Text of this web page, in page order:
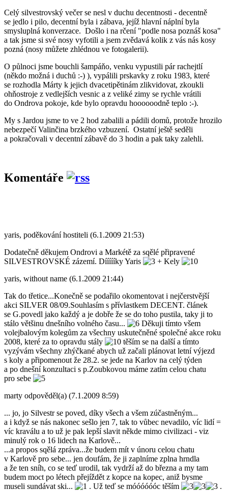
Celý silvestrovský večer se nesl v duchu decentnosti - decentně
se jedlo i pilo, decentní byla i zábava, jejíž hlavní náplní byla
smysluplná konverzace. Došlo i na rčení "podle nosa poznáš kosa"
a tak jsme si své nosy vyfotili a jsem zvědavá kolik z vás nás kosy
pozná (nosy můžete zhlédnou ve fotogalerii).
O půlnoci jsme bouchli šampáňo, venku vypustili pár rachejtlí
(někdo možná i duchů :-) ), vypálili prskavky z roku 1983, které
se rozhodla Márty k jejich dvacetipětinám zlikvidovat, zkoukli
ohňostroje z vedlejších vesnic a z veliké zimy se rychle vrátili
do Ondrova pokoje, kde bylo opravdu hoooooodně teplo :-).
My s Jardou jsme to ve 2 hod zabalili a pádili domů, protože hrozilo
nebezpečí Valinčina brzkého vzbuzení. Ostatní ještě seděli
a pokračovali v decentní zábavě do 3 hodin a pak taky zalehli.
Komentáře
yaris, poděkování hostiteli (6.1.2009 21:53)
Dodatečně děkujem Ondrovi a Markétě za sqělé připravené
SILVESTROVSKÉ zázemí. Díííííky Yaris
+ Kely
yaris, without name (6.1.2009 21:44)
Tak do třetice...Konečně se podařilo okomentovat i nejčerstvější
akci SILVER 08/09.Souhlasím s přívlastkem DECENT. článek
se G.povedl jako každý a je dobře že se do toho pustila, taky ji to
stálo většinu dnešního volného času...
Děkuji tímto všem
volejbalovým kolegům za všechny uskutečněné společné akce roku
2008, které za to opravdu stály
těším se na další a tímto
vyzývám všechny zhýčkané abych už začali plánovat letní výjezd
s koly a připomenout že 28.2. se jede na Karlov na celý týden
a po dnešní konzultaci s p.Zoubkovou máme zatím celou chatu
pro sebe
marty odpověděl(a) (7.1.2009 8:59)
... jo, jo Silvestr se poved, díky všech a všem zúčastněným...
a i když se nás nakonec sešlo jen 7, tak to vůbec nevadilo, víc lidí =
víc kraválu a to už je pak lepší slavit někde mimo civilizaci - viz
minulý rok o 16 lidech na Karlově...
...a propos sqělá zpráva...že budem mít v únoru celou chatu
v Karlově pro sebe... jen doufám, že ji zaplníme zplna hrndla
a že ten sníh, co se teď urodil, tak vydrží až do března a my tam
budem moct po létech přejíždět z kopce na kopec, aniž bysme
museli sundávat ski...
. Už teď se móóóóóóc těším .